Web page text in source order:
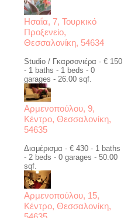
Ησαΐα, 7, Τουρκικό
Προξενείο,
Θεσσαλονίκη, 54634
Studio / Γκαρσονιέρα - € 150
- 1 baths - 1 beds - 0
garages - 26.00 sqf.
Αρμενοπούλου, 9,
Κέντρο, Θεσσαλονίκη,
54635
Διαμέρισμα - € 430 - 1 baths
- 2 beds - 0 garages - 50.00
sqf.
Αρμενοπούλου, 15,
Κέντρο, Θεσσαλονίκη,